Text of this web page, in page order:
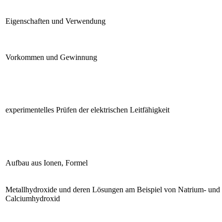
Eigenschaften und Verwendung
Vorkommen und Gewinnung
experimentelles Prüfen der elektrischen Leitfähigkeit
Aufbau aus Ionen, Formel
Metallhydroxide und deren Lösungen am Beispiel von Natrium- und
Calciumhydroxid